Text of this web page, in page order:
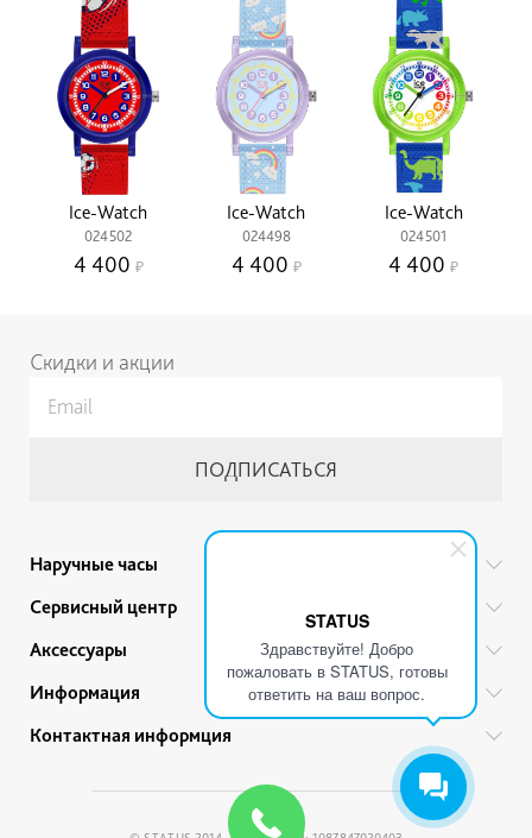
STATUS
Здравствуйте! Добро
пожаловать в STATUS, готовы
ответить на ваш вопрос.
Ice-Watch
024502
4 400
Ice-Watch
024498
4 400
Ice-Watch
024501
4 400
Скидки и акции
Наручные часы
Все бренды
Женские часы
Детские часы
Сервисный центр
Гарантийный ремонт
Прайс
Советы по уходу
Аксессуары
Ручки
Ремешки для часов
Информация
Привилегии
Рассрочка
Контактная информция
+7 (812) 200-46-37